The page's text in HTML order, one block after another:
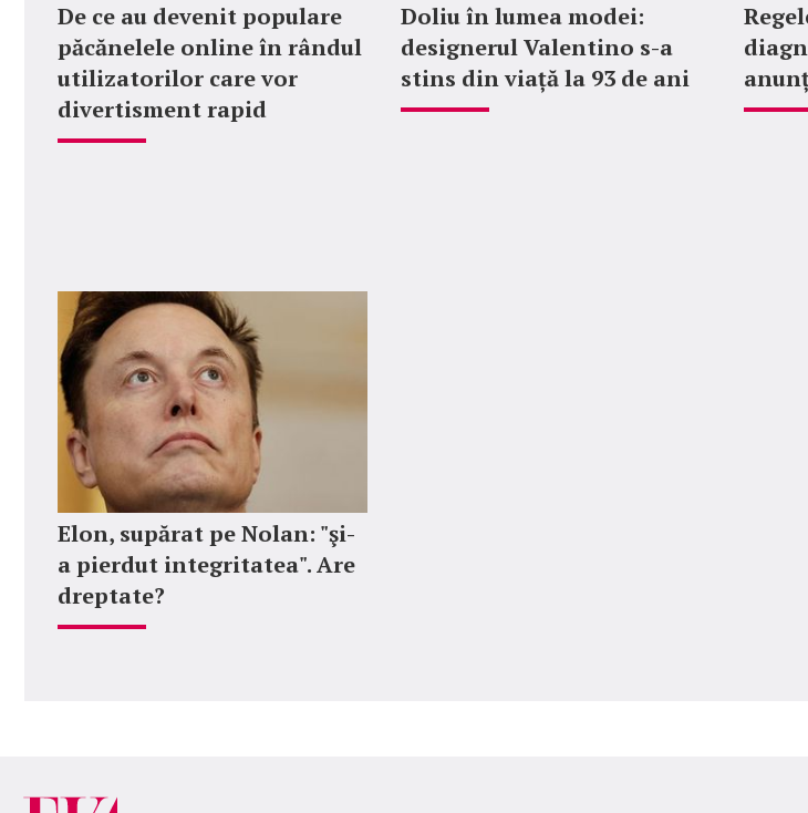
De ce au devenit populare
păcănelele online în rândul
utilizatorilor care vor
divertisment rapid
Doliu în lumea modei:
designerul Valentino s-a
stins din viață la 93 de ani
Elon, supărat pe Nolan: "şi-
a pierdut integritatea". Are
dreptate?